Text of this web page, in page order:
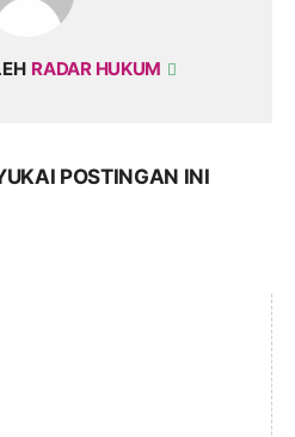
RADAR HUKUM
POSTINGAN INI